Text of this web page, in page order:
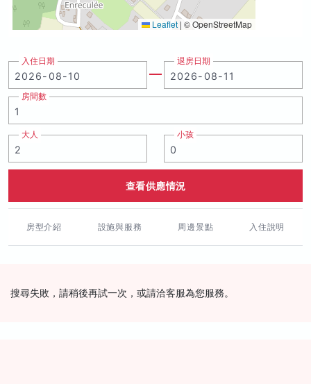
Leaflet | © OpenStreetMap
入住日期 退房日期
房間數
大人 小孩
查看供應情況
房型介紹 設施與服務 周邊景點 入住說明
搜尋失敗，請稍後再試一次，或請洽客服為您服務。